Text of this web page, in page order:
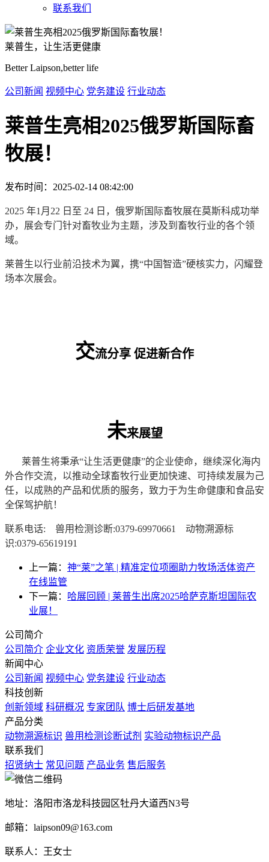
联系我们
莱普生，让生活更健康
Better Laipson,better life
公司新闻 视频中心 党务建设 行业动态
莱普生亮相2025俄罗斯国际畜
牧展！
发布时间：2025-02-14 08:42:00
2025 年1月22 日至 24 日，俄罗斯国际畜牧展在莫斯科成功举
办，展会专门针对畜牧业为主题，涉及到畜牧行业的各个领
域。
莱普生以行业前沿技术为翼，携“中国智造”硬核实力，闪耀登
场本次展会。
交流分享 促进新合作
未来展望
莱普生将秉承“让生活更健康”的企业使命，继续深化海内
外合作交流，以推动全球畜牧行业更加快速、可持续发展为己
任，以成熟的产品和优质的服务，致力于为生命健康和食品安
全保驾护航！
联系电话: 兽用检测诊断:0379-69970661 动物溯源标
识:0379-65619191
上一篇： 神“莱”之笔 | 精准定位项圈助力牧场活体资产
在线监管
下一篇： 哈展回顾 | 莱普生出席2025哈萨克斯坦国际农
业展！
公司简介
公司简介 企业文化 资质荣誉 发展历程
新闻中心
公司新闻 视频中心 党务建设 行业动态
科技创新
创新领域 科研概况 专家团队 博士后研发基地
产品分类
动物溯源标识 兽用检测诊断试剂 实验动物标识产品
联系我们
招贤纳士 常见问题 产品业务 售后服务
地址：洛阳市洛龙科技园区牡丹大道西N3号
邮箱：laipson09@163.com
联系人：王女士